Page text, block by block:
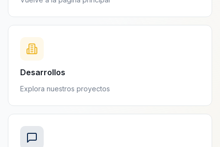
Desarrollos
Explora nuestros proyectos